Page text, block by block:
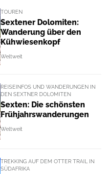
TOUREN
Sextener Dolomiten:
Wanderung über den
Kühwiesenkopf
Weltweit
REISEINFOS UND WANDERUNGEN IN
DEN SEXTNER DOLOMITEN
Sexten: Die schönsten
Frühjahrswanderungen
Weltweit
TREKKING AUF DEM OTTER TRAIL IN
SÜDAFRIKA